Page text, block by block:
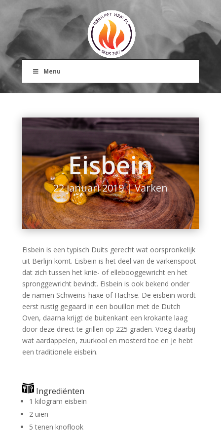
Menu
Eisbein
22 januari 2019|Varken
Eisbein is een typisch Duits gerecht wat oorspronkelijk
uit Berlijn komt. Eisbein is het deel van de varkenspoot
dat zich tussen het knie- of ellebooggewricht en het
spronggewricht bevindt. Eisbein is ook bekend onder
de namen Schweins-haxe of Hachse. De eisbein wordt
eerst rustig gegaard in een bouillon met de Dutch
Oven, daarna krijgt de buitenkant een krokante laag
door deze direct te grillen op 225 graden. Voeg daarbij
wat aardappelen, zuurkool en mosterd toe en je hebt
een traditionele eisbein.
Ingrediënten
1 kilogram eisbein
2 uien
5 tenen knoflook